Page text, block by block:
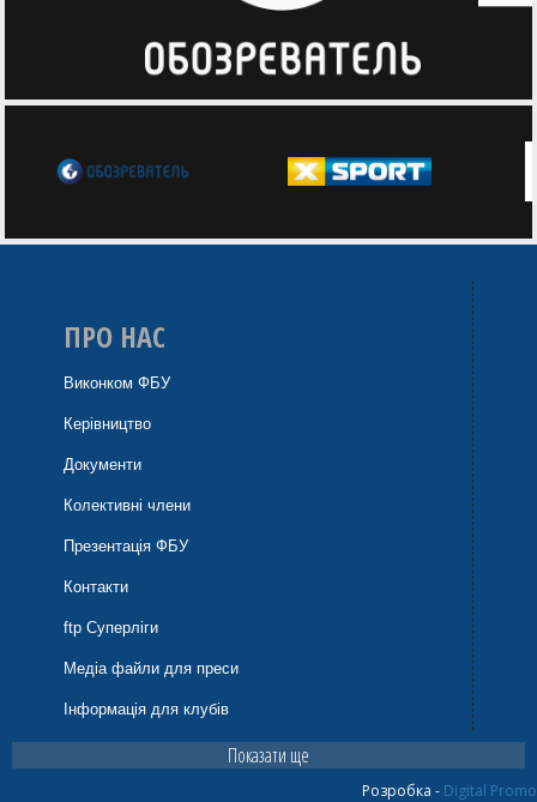
ПРО НАС
Виконком ФБУ
Керівництво
Документи
Колективні члени
Презентація ФБУ
Контакти
ftp Суперліги
Медіа файли для преси
Інформація для клубів
Показати ще
Розробка - Digital Promo